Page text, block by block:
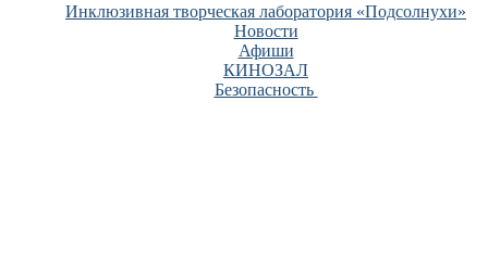
Инклюзивная творческая лаборатория «Подсолнухи»
Новости
Афиши
КИНОЗАЛ
Безопасность